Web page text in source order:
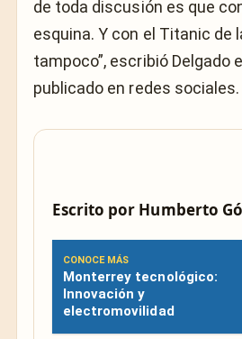
de toda discusión es que
esquina. Y con el Titanic de
tampoco”, escribió Delgado
publicado en redes sociales.
Escrito por Humberto
CONOCE MÁS
Monterrey tecnológico:
Innovación y
electromovilidad